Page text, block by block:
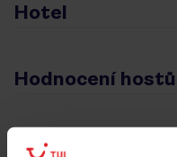
Hotel
Hodnocení hostů
Pokoje